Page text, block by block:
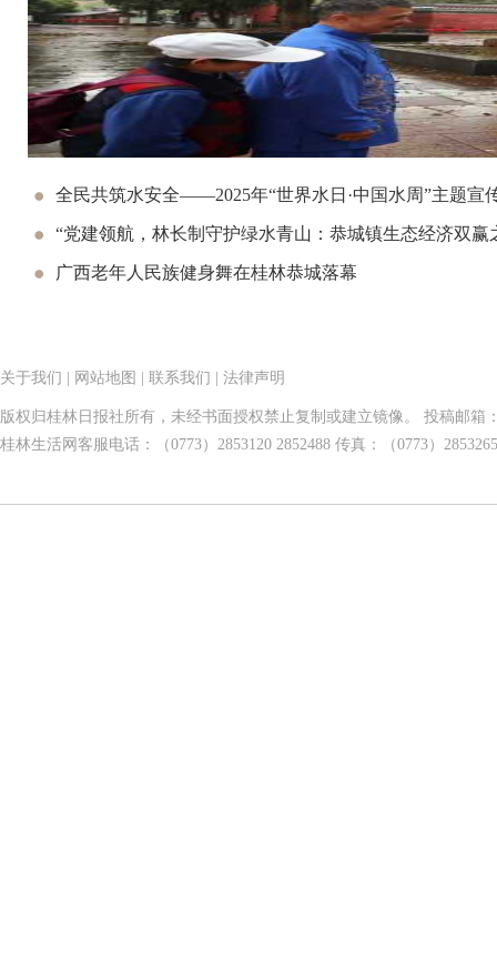
全民共筑水安全——2025年“世界水日·中国水周”主题宣
“党建领航，林长制守护绿水青山：恭城镇生态经济双赢
广西老年人民族健身舞在桂林恭城落幕
关于我们 网站地图 联系我们 法律声明
版权归桂林日报社所有，未经书面授权禁止复制或建立镜像。 投稿邮箱
桂林生活网客服电话：（0773）2853120 2852488 传真：（0773）